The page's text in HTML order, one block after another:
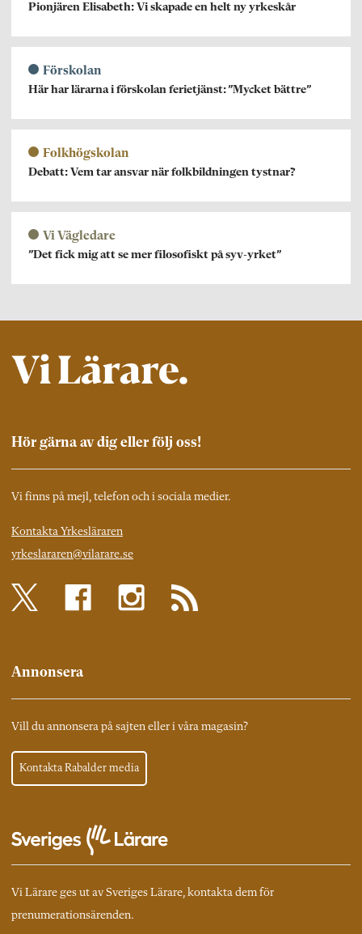
Pionjären Elisabeth: Vi skapade en helt ny yrkeskår
Förskolan
Här har lärarna i förskolan ferietjänst: ”Mycket bättre”
Folkhögskolan
Debatt: Vem tar ansvar när folkbildningen tystnar?
Vi Vägledare
”Det fick mig att se mer filosofiskt på syv-yrket”
Hör gärna av dig eller följ oss!
Vi finns på mejl, telefon och i sociala medier.
Kontakta Yrkesläraren
yrkeslararen@vilarare.se
Annonsera
Vill du annonsera på sajten eller i våra magasin?
Kontakta Rabalder media
Vi Lärare ges ut av Sveriges Lärare, kontakta dem för
prenumerationsärenden.